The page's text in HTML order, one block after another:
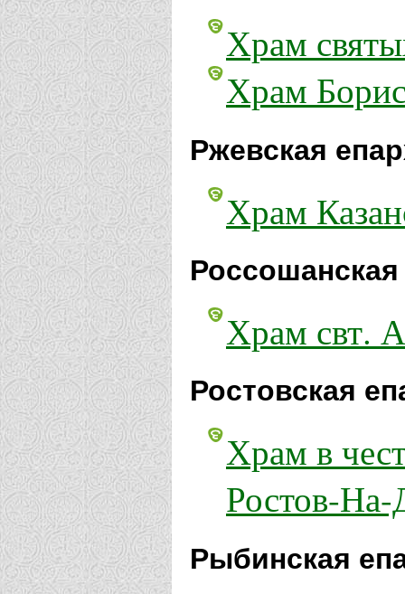
Храм
Храм
Ржевская
Храм
Храм свт.
Ростовская
Храм в
Ростов-
Рыбинская